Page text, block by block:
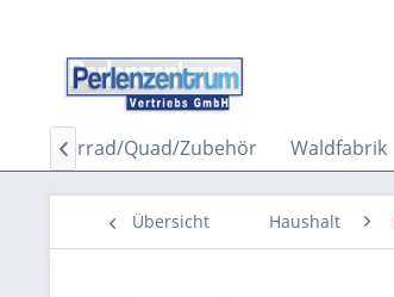
Motorrad/Quad/Zubehör Waldfabrik

Übersicht Haushalt